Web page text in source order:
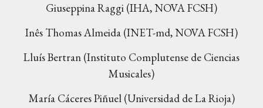
Giuseppina Raggi (IHA,NOVA FCSH)
Inês Thomas Almeida (INET-md, NOVA FCSH)
Lluís Bertran (Instituto Complutense de Ciencias
Musicales)
María Cáceres Piñuel (Universidad de La Rioja)